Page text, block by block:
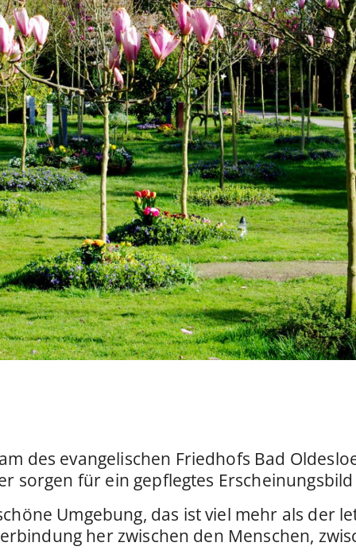
des evangelischen Friedhofs Bad
sorgen für ein gepflegtes
Umgebung, das ist viel mehr als der
her zwischen den Menschen,